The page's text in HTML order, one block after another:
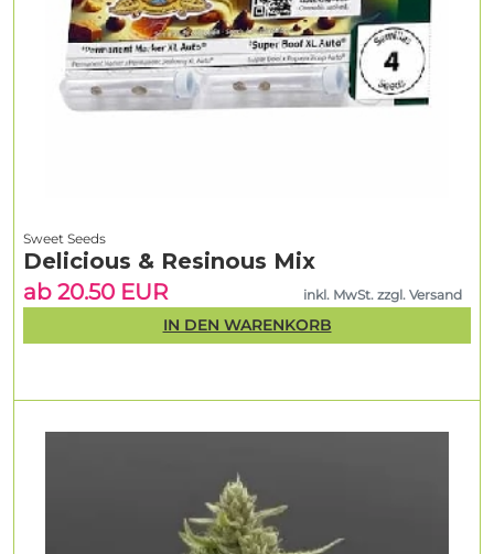
Sweet Seeds
Delicious & Resinous Mix
ab 20.50 EUR
inkl. MwSt. zzgl. Versand
IN DEN WARENKORB